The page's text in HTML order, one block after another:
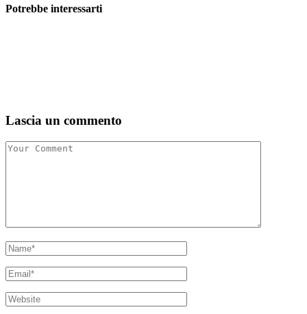
Potrebbe interessarti
Lascia un commento